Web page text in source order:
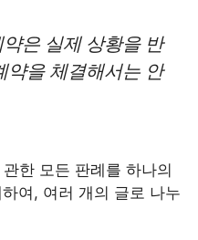
은 실제 상황을 반
약을 체결해서는 안
한 모든 판례를 하나의
여, 여러 개의 글로 나누